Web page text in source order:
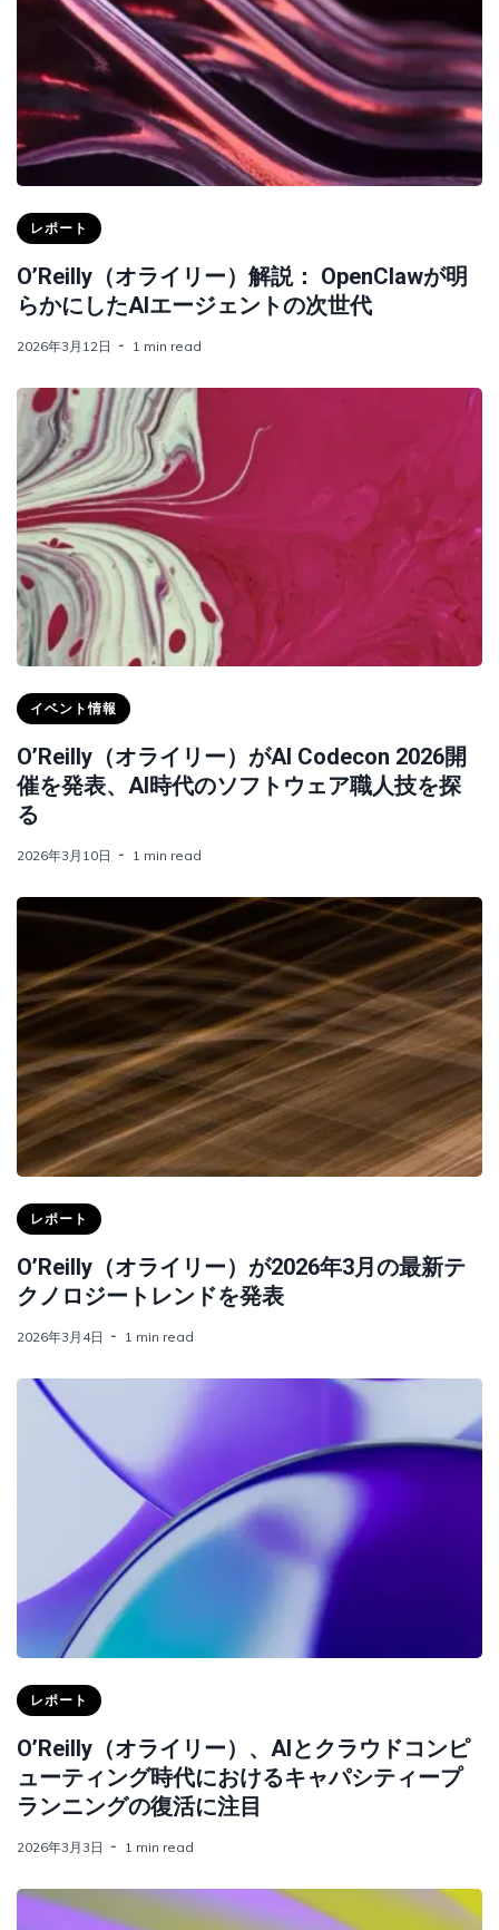
レポート
O’Reilly（オライリー）解説： OpenClawが明
らかにしたAIエージェントの次世代
2026年3月12日 1 min read
イベント情報
O’Reilly（オライリー）がAI Codecon 2026開
催を発表、AI時代のソフトウェア職人技を探
る
2026年3月10日 1 min read
レポート
O’Reilly（オライリー）が2026年3月の最新テ
クノロジートレンドを発表
2026年3月4日 1 min read
レポート
O’Reilly（オライリー）、AIとクラウドコンピ
ューティング時代におけるキャパシティープ
ランニングの復活に注目
2026年3月3日 1 min read